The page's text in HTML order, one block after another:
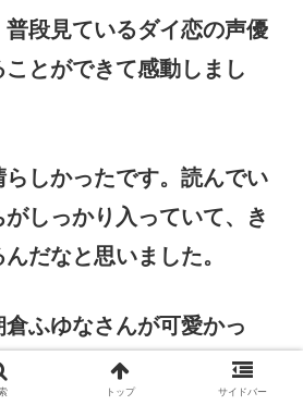
段見ているダイ恋の声優
とができて感動しまし
しかったです。読んでい
しっかり入っていて、き
だなと思いました。
ふゆなさんが可愛かっ
が良かったです。
トップ サイドバー